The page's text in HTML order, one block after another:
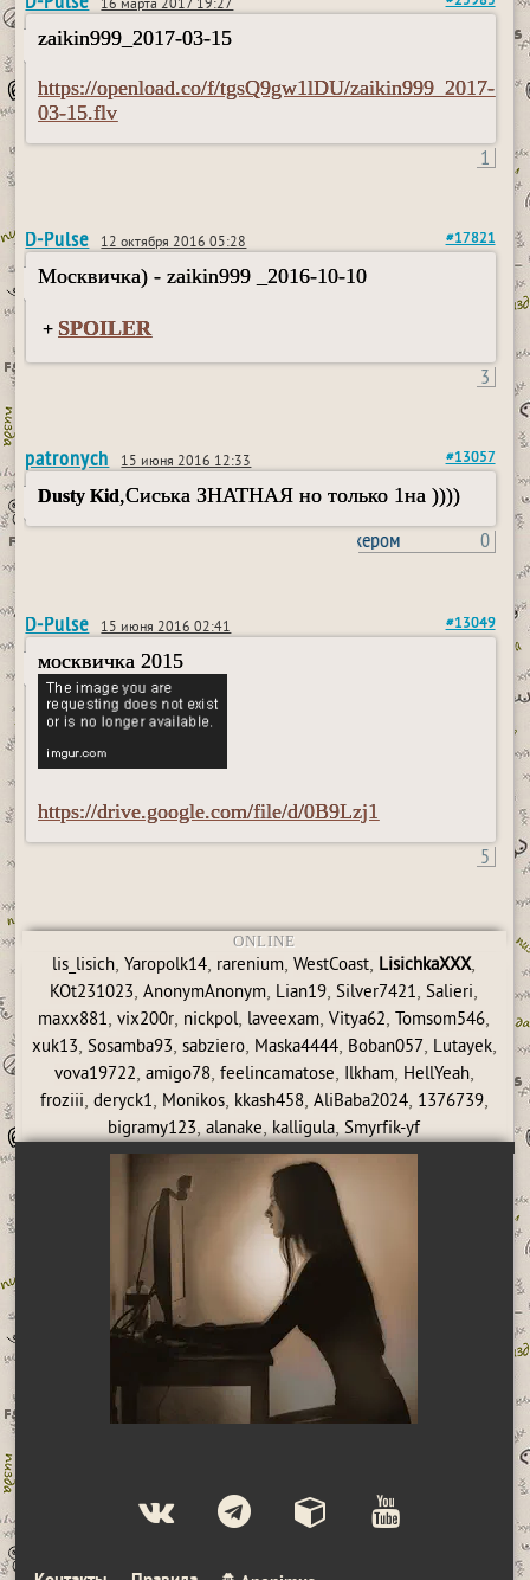
16 марта 2017 19:27
zaikin999_2017-03-15
https://openload.co/f/tgsQ9gw1lDU/zaikin999_2017-
03-15.flv
1
D-Pulse 12 октября 2016 05:28 #17821
Москвичка) - zaikin999 _2016-10-10
+ SPOILER
3
patronych 15 июня 2016 12:33 #13057
Dusty Kid,Сиська ЗНАТНАЯ но только 1на ))))
пользовался пейджером 0
D-Pulse 15 июня 2016 02:41 #13049
москвичка 2015
https://drive.google.com/file/d/0B9Lzj1
5
ONLINE
lis_lisich,Yaropolk14, rarenium,WestCoast, LisichkaXXX,
KOt231023,AnonymAnonym, Lian19,Silver7421,Salieri,
maxx881,vix200r, nickpol, laveexam,Vitya62,Tomsom546,
xuk13, Sosamba93, sabziero, Maska4444, Boban057, Lutayek,
vova19722, amigo78, feelincamatose, Ilkham, HellYeah,
froziii, deryck1, Monikos, kkash458, AliBaba2024, 1376739,
bigramy123,alanake,kalligula,Smyrfik-yf